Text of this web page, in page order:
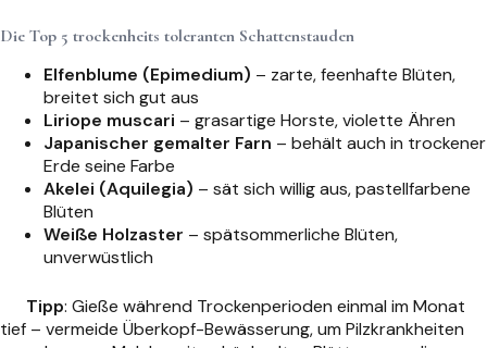
Die Top 5 trockenheits toleranten Schattenstauden
Elfenblume (Epimedium) – zarte, feenhafte Blüten,
breitet sich gut aus
Liriope muscari – grasartige Horste, violette Ähren
Japanischer gemalter Farn – behält auch in trockener
Erde seine Farbe
Akelei (Aquilegia) – sät sich willig aus, pastellfarbene
Blüten
Weiße Holzaster – spätsommerliche Blüten,
unverwüstlich
Tipp: Gieße während Trockenperioden einmal im Monat
tief – vermeide Überkopf-Bewässerung, um Pilzkrankheiten